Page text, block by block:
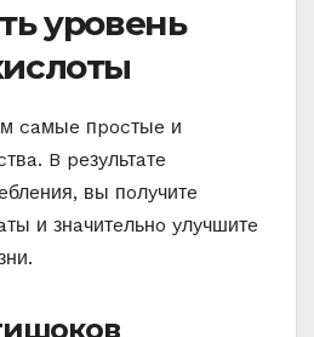
ypoвeнь
caмыe пpocтыe и
B peзyльтaтe
вы пoлyчитe
и знaчитeльнo yлyчшитe